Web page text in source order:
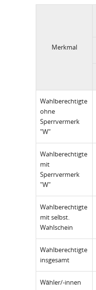
Merkmal
Wahlberechtigte
ohne
Sperrvermerk
"W"
Wahlberechtigte
mit
Sperrvermerk
"W"
Wahlberechtigte
mit selbst.
Wahlschein
Wahlberechtigte
insgesamt
Wähler/-innen